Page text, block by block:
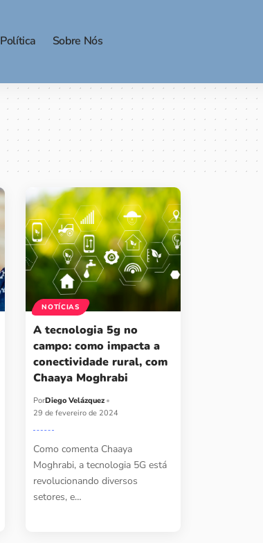
Política Sobre Nós
NOTÍCIAS
A tecnologia 5g no
campo: como impacta a
conectividade rural, com
Chaaya Moghrabi
PorDiego Velázquez
29 de fevereiro de 2024
Como comenta Chaaya
Moghrabi, a tecnologia 5G está
revolucionando diversos
setores, e…